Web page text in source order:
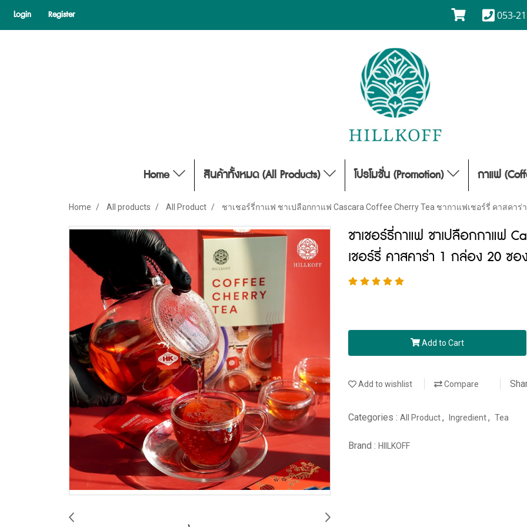
Login Register 053-
Home สินค้าทั้งหมด (All Products) โปรโมชั่น (Promotion) กาแฟ
Home All products All Product ชาเชอร์รี่กาแฟ ชาเปลือกกาแฟ Cascara Coffee Cherry Tea ชากาแฟเชอร์รี่ คาสคาร่
ชาเชอร์รี่กาแฟ ชาเปลือกกาแฟ
เชอร์รี่ คาสคาร่า 1 กล่อง 20 ซอ
Add to Cart
Add to wishlist Compare
Categories : All Product, Ingredient, Tea
Brand : HIILKOFF